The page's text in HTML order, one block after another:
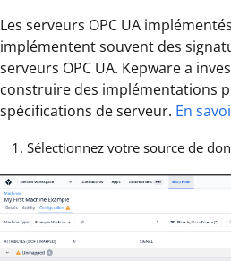
Les serveurs OPC UA
implémentent souvent des
serveurs OPC UA. Kepware a
construire des implémentations
spécifications de serveur. En
Sélectionnez votre source de